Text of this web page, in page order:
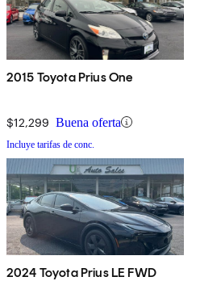
2015 Toyota Prius One
$12,299 Buena oferta
Incluye tarifas de conc.
2024 Toyota Prius LE FWD